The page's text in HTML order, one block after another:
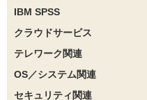
IBM SPSS
クラウドサービス
テレワーク関連
OS／システム関連
セキュリティ関連